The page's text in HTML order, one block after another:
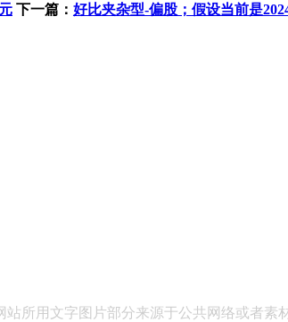
下一篇： 好比夹杂型-偏股；假设当前是
站所用文字图片部分来源于公共网络或者素